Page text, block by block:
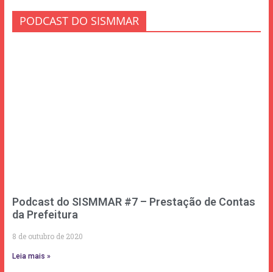
PODCAST DO SISMMAR
Podcast do SISMMAR #7 – Prestação de Contas
da Prefeitura
8 de outubro de 2020
Leia mais »